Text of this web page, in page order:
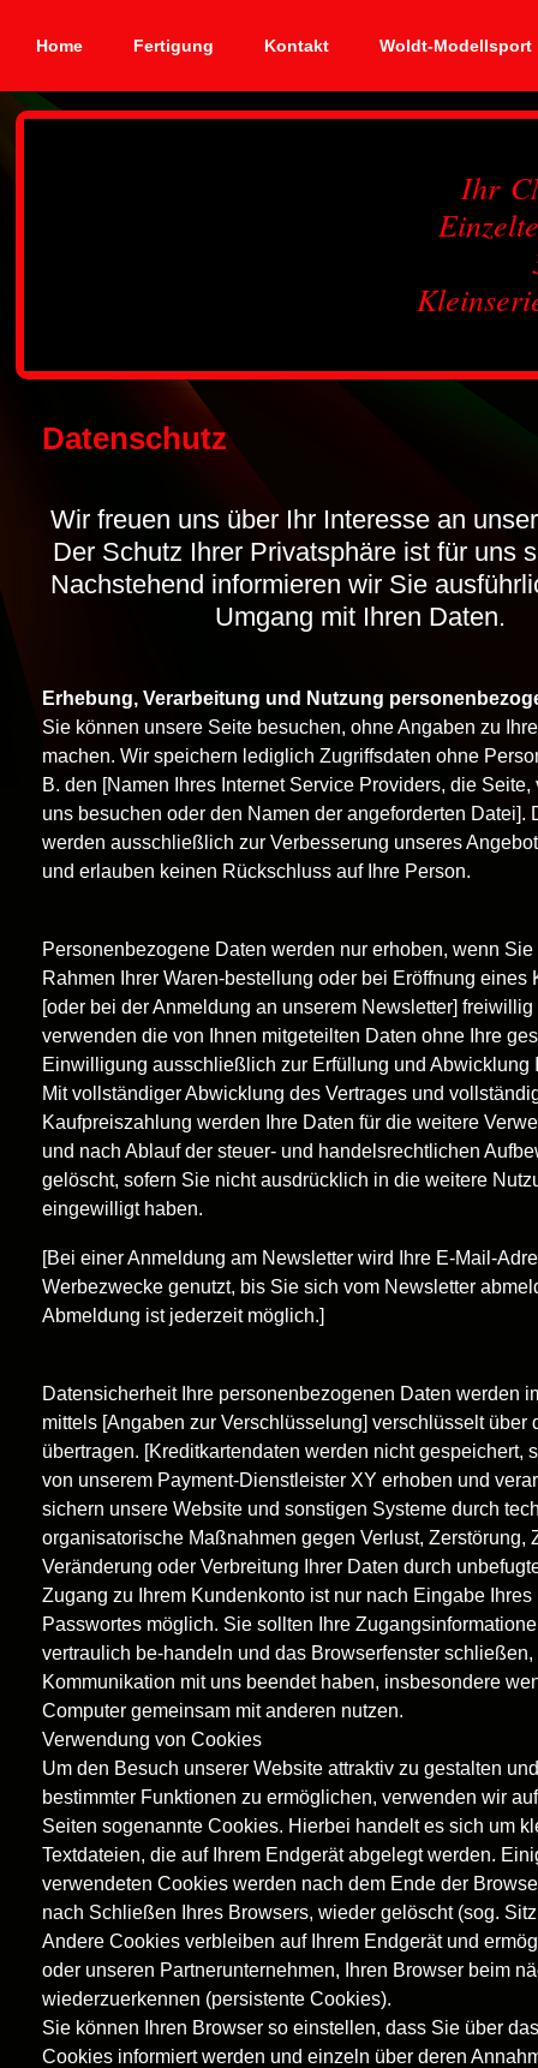
Home Fertigung Kontakt Woldt-Modellsport
Ihr
Datenschutz
Wir freuen uns über Ihr Interesse an
Der Schutz Ihrer Privatsphäre ist für uns
Nachstehend informieren wir Sie
Umgang mit Ihren Daten.
Erhebung, Verarbeitung und Nutzung
Sie können unsere Seite besuchen, ohne Angaben zu
machen. Wir speichern lediglich Zugriffsdaten ohne
B. den [Namen Ihres Internet Service Providers, die
uns besuchen oder den Namen der angeforderten Datei].
werden ausschließlich zur Verbesserung unseres
und erlauben keinen Rückschluss auf Ihre Person.
Personenbezogene Daten werden nur erhoben, wenn
Rahmen Ihrer Waren-bestellung oder bei Eröffnung eines
[oder bei der Anmeldung an unserem Newsletter]
verwenden die von Ihnen mitgeteilten Daten ohne Ihre
Einwilligung ausschließlich zur Erfüllung und Abwicklung
Mit vollständiger Abwicklung des Vertrages und
Kaufpreiszahlung werden Ihre Daten für die weitere
und nach Ablauf der steuer- und handelsrechtlichen
gelöscht, sofern Sie nicht ausdrücklich in die weitere
eingewilligt haben.
[Bei einer Anmeldung am Newsletter wird Ihre E-Mail-
Werbezwecke genutzt, bis Sie sich vom Newsletter
Abmeldung ist jederzeit möglich.]
Datensicherheit Ihre personenbezogenen Daten werden
mittels [Angaben zur Verschlüsselung] verschlüsselt über
übertragen. [Kreditkartendaten werden nicht gespeichert,
von unserem Payment-Dienstleister XY erhoben und
sichern unsere Website und sonstigen Systeme durch
organisatorische Maßnahmen gegen Verlust, Zerstörung,
Veränderung oder Verbreitung Ihrer Daten durch
Zugang zu Ihrem Kundenkonto ist nur nach Eingabe
Passwortes möglich. Sie sollten Ihre
vertraulich be-handeln und das Browserfenster
Kommunikation mit uns beendet haben, insbesondere
Computer gemeinsam mit anderen nutzen.
Verwendung von Cookies
Um den Besuch unserer Website attraktiv zu gestalten
bestimmter Funktionen zu ermöglichen, verwenden wir
Seiten sogenannte Cookies. Hierbei handelt es sich um
Textdateien, die auf Ihrem Endgerät abgelegt werden.
verwendeten Cookies werden nach dem Ende der
nach Schließen Ihres Browsers, wieder gelöscht (sog.
Andere Cookies verbleiben auf Ihrem Endgerät und
oder unseren Partnerunternehmen, Ihren Browser beim
wiederzuerkennen (persistente Cookies).
Sie können Ihren Browser so einstellen, dass Sie über
Cookies informiert werden und einzeln über deren